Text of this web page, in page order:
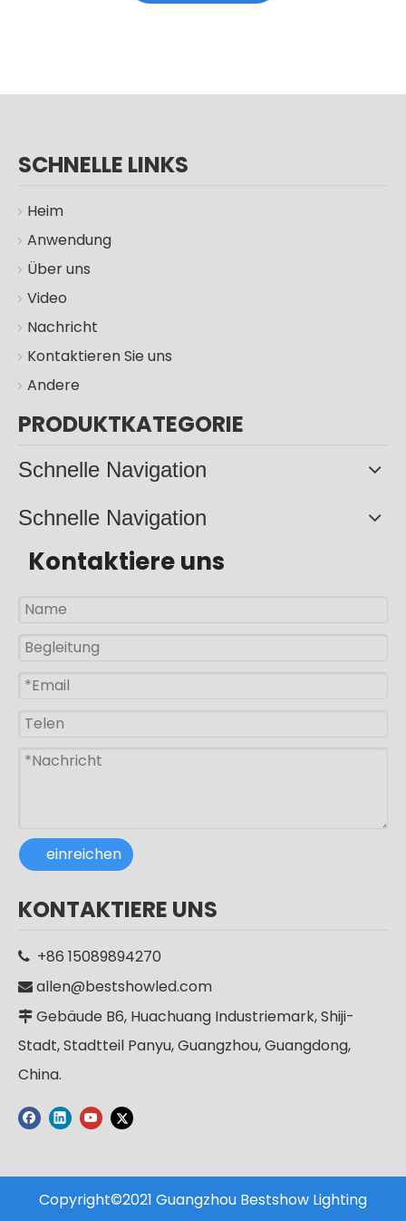
SCHNELLE LINKS
Heim
Anwendung
Über uns
Video
Nachricht
Kontaktieren Sie uns
Andere
PRODUKTKATEGORIE
Schnelle Navigation
Schnelle Navigation
Kontaktiere uns
einreichen
KONTAKTIERE UNS
 +86 15089894270
 allen@bestshowled.com
 Gebäude B6, Huachuang Industriemark, Shiji-
Stadt, Stadtteil Panyu, Guangzhou, Guangdong,
China.
Copyright©2021 Guangzhou Bestshow Lighting